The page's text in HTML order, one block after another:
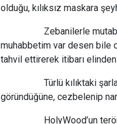
olduğu, kılıksız maskara
Zebanilerle
muhabbetim var desen bile
tahvil ettirerek itibarı elinden
Türlü kılıktaki
göründüğüne, cezbelenip
HolyWood’un